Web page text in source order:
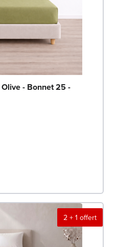
- Bonnet 25 -
2 + 1 offert